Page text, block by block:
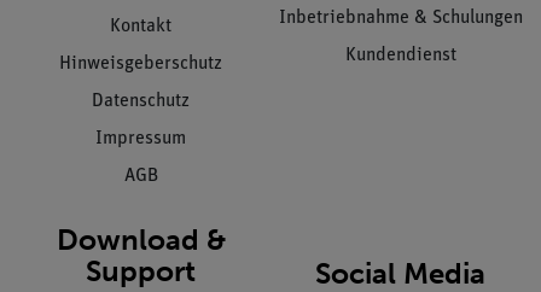
Kontakt
Hinweisgeberschutz
Datenschutz
Impressum
AGB
Inbetriebnahme & Schulungen
Kundendienst
Download &
Support
Social Media